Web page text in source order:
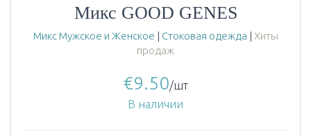
Микс GOOD GENES
Микс Мужское и Женское | Стоковая одежда | Хиты
продаж
€9.50/шт
В наличии